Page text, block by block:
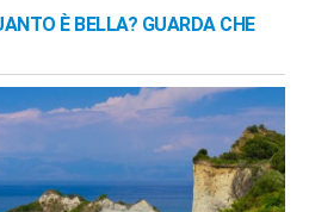
È BELLA? GUARDA CHE